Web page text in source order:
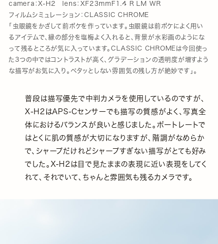
camera：X-H2 lens：XF23mmF1.4 R LM WR
フィルムシミュレーション：CLASSIC CHROME
「虫眼鏡をかざして前ボケを作っています。虫眼鏡は前ボケによく用い
るアイテムで、縁の部分を塩梅よく入れると、背景が水彩画のようにな
って残るところが気に入っています。CLASSIC CHROMEは今回使っ
た3つの中ではコントラストが高く、グラデーションの透明度が増すよう
な描写がお気に入り。ベタッとしない雰囲気の残し方が絶妙です」。
普段は描写優先で中判カメラを使用しているのですが、
X-H2はAPS-Cセンサーでも描写の質感がよく、写真全
体におけるバランスが良いと感じました。ポートレートで
はとくに肌の質感が大切になりますが、階調がなめらか
で、シャープだけれどシャープすぎない描写がとても好み
でした。X-H2は目で見たままの表現に近い表現をしてく
れて、それでいて、ちゃんと雰囲気も残るカメラです。